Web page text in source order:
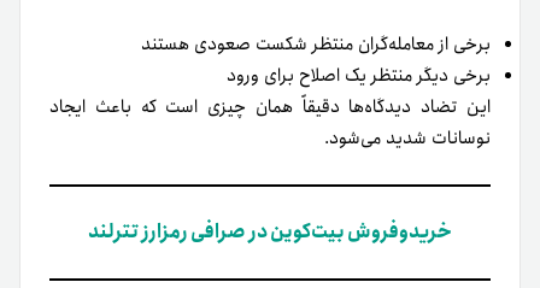
برخی از معامله‌گران منتظر شکست صعودی هستند
برخی دیگر منتظر یک اصلاح برای ورود
این تضاد دیدگاه‌ها دقیقاً همان چیزی است که باعث ایجاد
نوسانات شدید می‌شود.
خریدوفروش بیت‌کوین در صرافی رمزارز تترلند